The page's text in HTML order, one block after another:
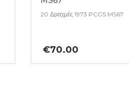
20 Δραχμές 1973 PCGS MS67
€70.00